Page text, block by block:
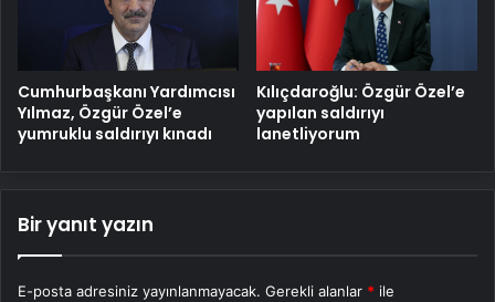
Cumhurbaşkanı Yardımcısı
Yılmaz, Özgür Özel’e
yumruklu saldırıyı kınadı
Kılıçdaroğlu: Özgür Özel’e
yapılan saldırıyı
lanetliyorum
Bir yanıt yazın
E-posta adresiniz yayınlanmayacak. Gerekli alanlar * ile